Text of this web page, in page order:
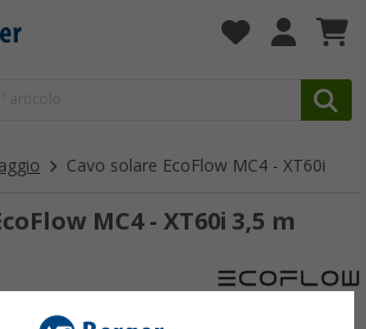
Cavo solare EcoFlow MC4 - XT60i
MC4 - XT60i 3,5 m